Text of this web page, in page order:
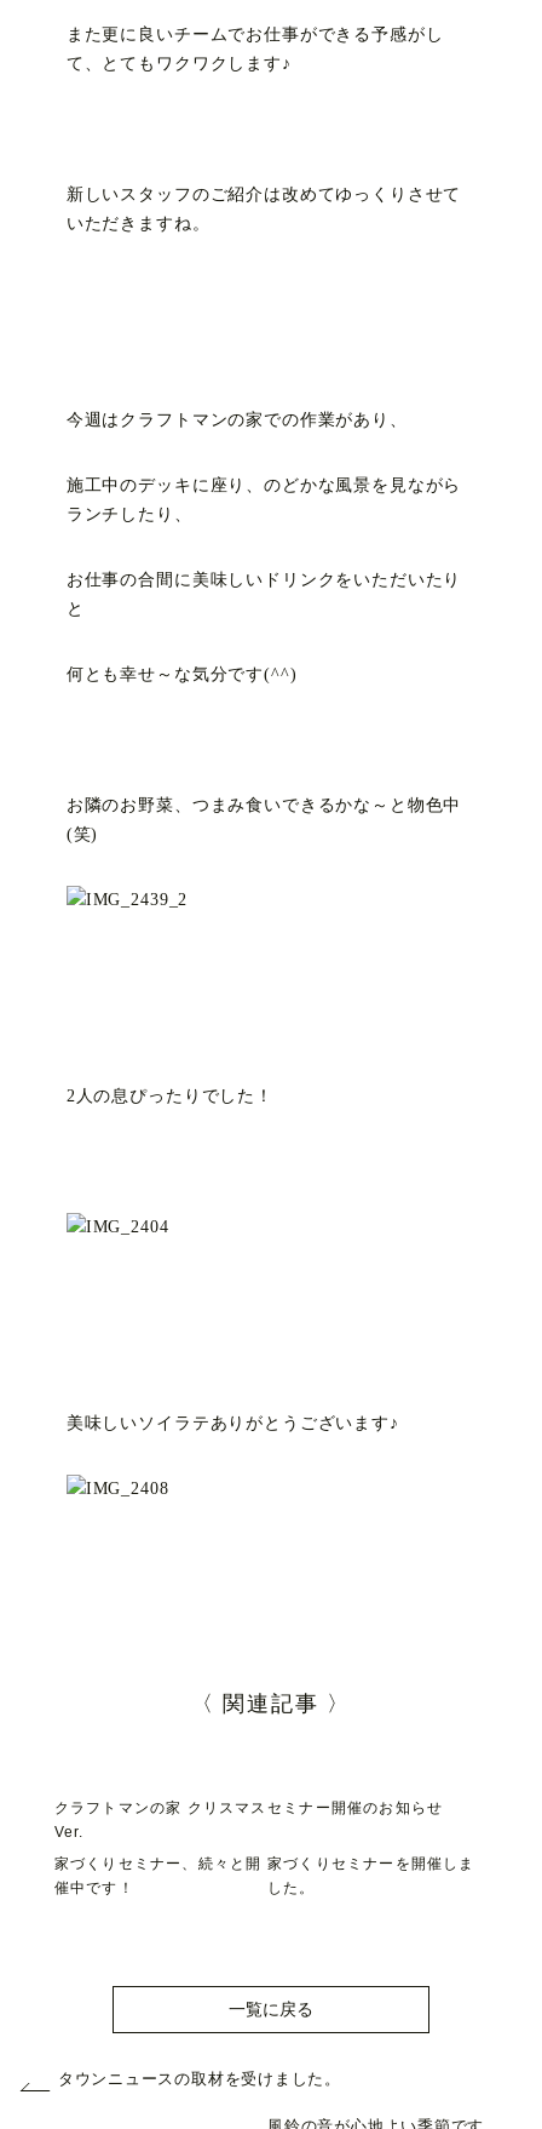
また更に良いチームでお仕事ができる予感がし
て、とてもワクワクします♪
新しいスタッフのご紹介は改めてゆっくりさせて
いただきますね。
今週はクラフトマンの家での作業があり、
施工中のデッキに座り、のどかな風景を見ながら
ランチしたり、
お仕事の合間に美味しいドリンクをいただいたり
と
何とも幸せ～な気分です(^^)
お隣のお野菜、つまみ食いできるかな～と物色中
(笑)
2人の息ぴったりでした！
美味しいソイラテありがとうございます♪
〈 関連記事 〉
クラフトマンの家 クリスマス
Ver.
セミナー開催のお知らせ
家づくりセミナー、続々と開
催中です！
家づくりセミナーを開催しま
した。
一覧に戻る
タウンニュースの取材を受けました。